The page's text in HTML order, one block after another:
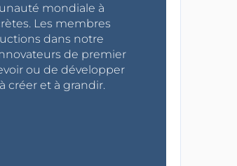
mondiale à
Les membres
dans notre
de premier
ou de développer
créer et à grandir.